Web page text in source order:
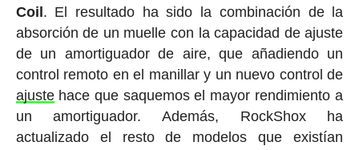
Coil . El resultado ha sido la combinación de la
absorción de un muelle con la capacidad de ajuste
de un amortiguador de aire, que añadiendo un
control remoto en el manillar y un nuevo control de
ajustehace que saquemos el mayor rendimiento a
un amortiguador. Además, RockShox ha
actualizado el resto de modelos que existían